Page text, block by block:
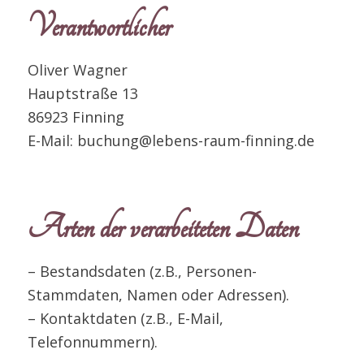
Verantwortlicher
Oliver Wagner
Hauptstraße 13
86923 Finning
E-Mail: buchung@lebens-raum-finning.de
Arten der verarbeiteten Daten
– Bestandsdaten (z.B., Personen-
Stammdaten, Namen oder Adressen).
– Kontaktdaten (z.B., E-Mail,
Telefonnummern).